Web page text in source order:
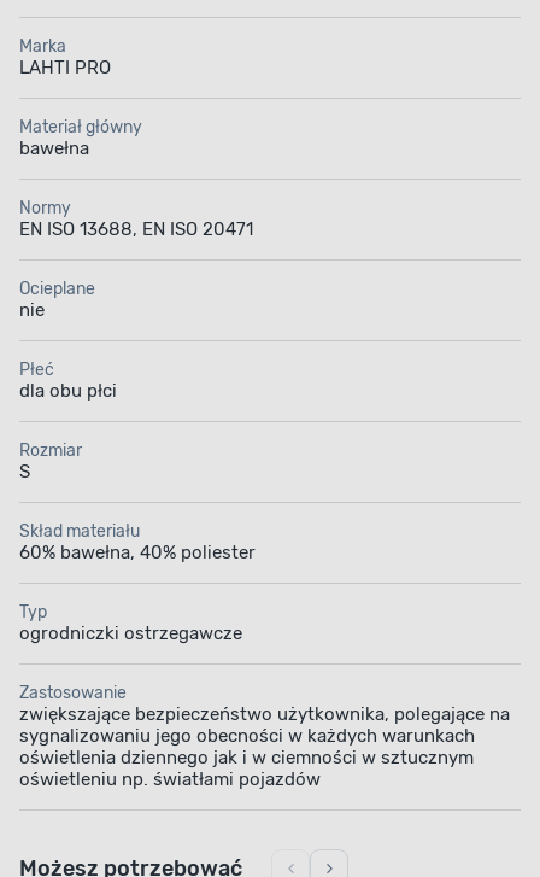
Marka
LAHTI PRO
Materiał główny
bawełna
Normy
EN ISO 13688, EN ISO 20471
Ocieplane
nie
Płeć
dla obu płci
Rozmiar
S
Skład materiału
60% bawełna, 40% poliester
Typ
ogrodniczki ostrzegawcze
Zastosowanie
zwiększające bezpieczeństwo użytkownika, polegające na
sygnalizowaniu jego obecności w każdych warunkach
oświetlenia dziennego jak i w ciemności w sztucznym
oświetleniu np. światłami pojazdów
Możesz potrzebować